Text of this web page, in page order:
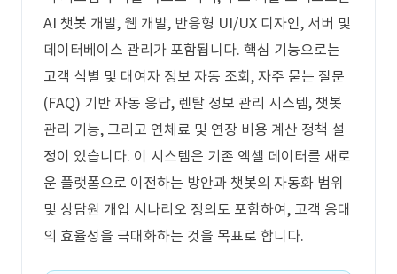
AI 챗봇 개발, 웹 개발, 반응형 UI/UX 디자인, 서버 및
데이터베이스 관리가 포함됩니다. 핵심 기능으로는
고객 식별 및 대여자 정보 자동 조회, 자주 묻는 질문
(FAQ) 기반 자동 응답, 렌탈 정보 관리 시스템, 챗봇
관리 기능, 그리고 연체료 및 연장 비용 계산 정책 설
정이 있습니다. 이 시스템은 기존 엑셀 데이터를 새로
운 플랫폼으로 이전하는 방안과 챗봇의 자동화 범위
및 상담원 개입 시나리오 정의도 포함하여, 고객 응대
의 효율성을 극대화하는 것을 목표로 합니다.